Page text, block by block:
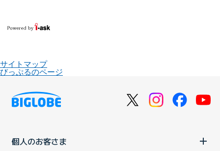
サイトマップ
びっぷるのページ
個人のお客さま